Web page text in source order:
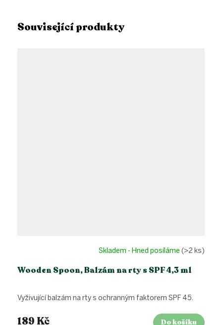
Související produkty
Wooden Spoon, Balzám na rty s SPF 4,3 ml
Skladem - Hned posíláme (>2 ks)
189 Kč Do košíku
Vyživující balzám na rty s ochranným faktorem SPF 45.